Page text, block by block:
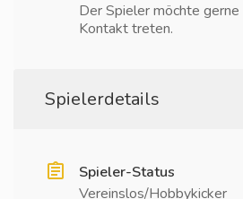
Der Spieler möchte gerne
Kontakt treten.
Spielerdetails
Spieler-Status
Vereinslos/Hobbykicker